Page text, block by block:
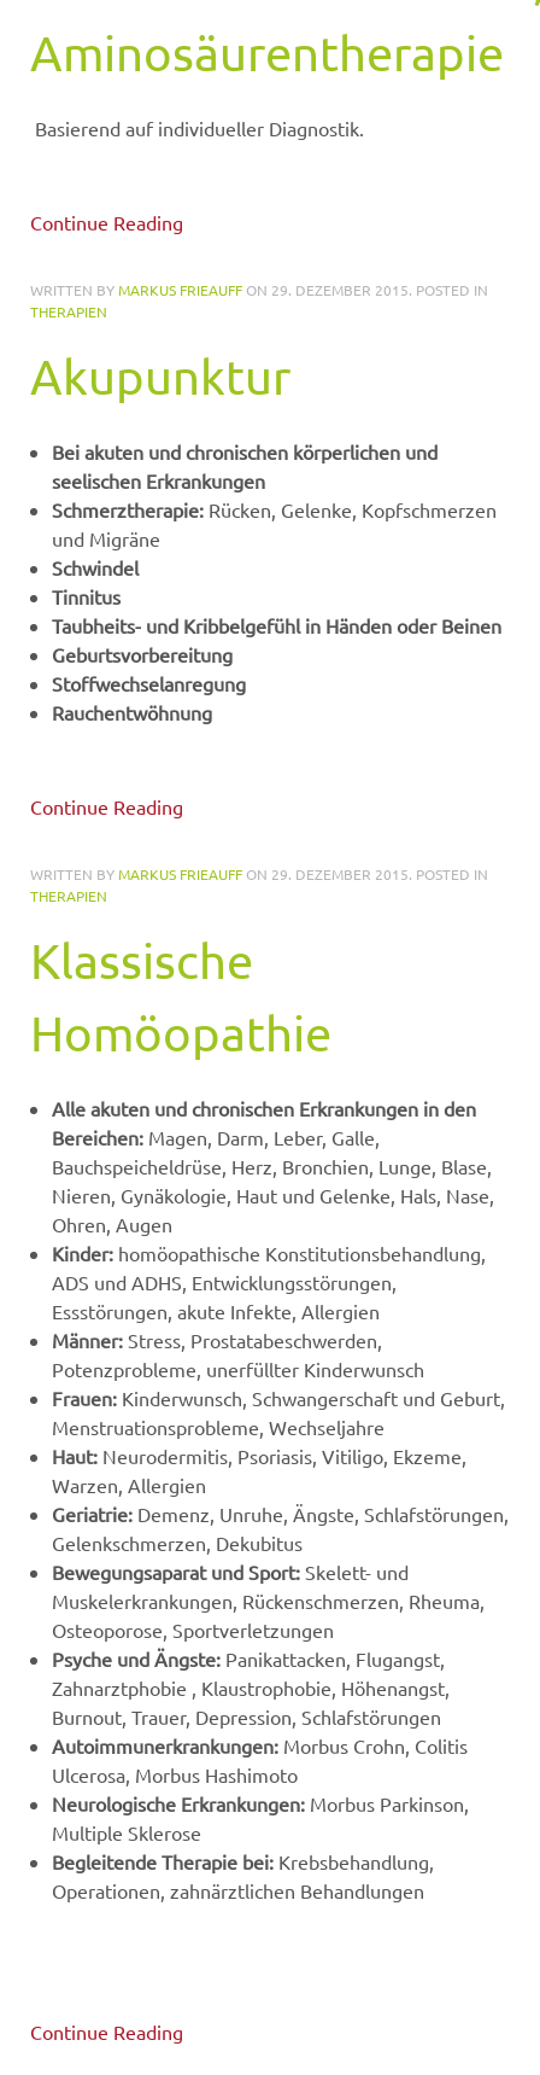
Aminosäurentherapie
Basierend auf individueller Diagnostik.
Continue Reading
WRITTEN BYMARKUS FRIEAUFF ON 29. DEZEMBER 2015. POSTED IN
THERAPIEN
Akupunktur
Bei akuten und chronischen körperlichen und
seelischen Erkrankungen
Schmerztherapie: Rücken, Gelenke, Kopfschmerzen
und Migräne
Schwindel
Tinnitus
Taubheits- und Kribbelgefühl in Händen oder Beinen
Geburtsvorbereitung
Stoffwechselanregung
Rauchentwöhnung
Continue Reading
WRITTEN BYMARKUS FRIEAUFF ON 29. DEZEMBER 2015. POSTED IN
THERAPIEN
Klassische
Homöopathie
Alle akuten und chronischen Erkrankungen in den
Bereichen: Magen, Darm, Leber, Galle,
Bauchspeicheldrüse, Herz, Bronchien, Lunge, Blase,
Nieren, Gynäkologie, Haut und Gelenke, Hals, Nase,
Ohren, Augen
Kinder: homöopathische Konstitutionsbehandlung,
ADS und ADHS, Entwicklungsstörungen,
Essstörungen, akute Infekte, Allergien
Männer: Stress, Prostatabeschwerden,
Potenzprobleme, unerfüllter Kinderwunsch
Frauen: Kinderwunsch, Schwangerschaft und Geburt,
Menstruationsprobleme, Wechseljahre
Haut: Neurodermitis, Psoriasis, Vitiligo, Ekzeme,
Warzen, Allergien
Geriatrie: Demenz, Unruhe, Ängste, Schlafstörungen,
Gelenkschmerzen, Dekubitus
Bewegungsaparat und Sport: Skelett- und
Muskelerkrankungen, Rückenschmerzen, Rheuma,
Osteoporose, Sportverletzungen
Psyche und Ängste: Panikattacken, Flugangst,
Zahnarztphobie , Klaustrophobie, Höhenangst,
Burnout, Trauer, Depression, Schlafstörungen
Autoimmunerkrankungen: Morbus Crohn, Colitis
Ulcerosa, Morbus Hashimoto
Neurologische Erkrankungen: Morbus Parkinson,
Multiple Sklerose
Begleitende Therapie bei: Krebsbehandlung,
Operationen, zahnärztlichen Behandlungen
Continue Reading